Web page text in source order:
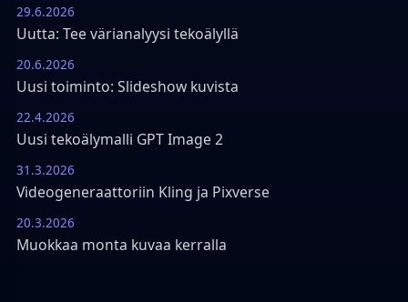
29.6.2026
Uutta: Tee värianalyysi tekoälyllä
20.6.2026
Uusi toiminto: Slideshow kuvista
22.4.2026
Uusi tekoälymalli GPT Image 2
31.3.2026
Videogeneraattoriin Kling ja Pixverse
20.3.2026
Muokkaa monta kuvaa kerralla